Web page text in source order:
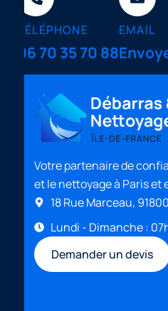
Votre partenaire de
et le nettoyage à Paris et
18 Rue Marceau,
Lundi - Dimanche :
Demander un devis
TÉLÉPHONE
06 70 35 70 88
EMAIL